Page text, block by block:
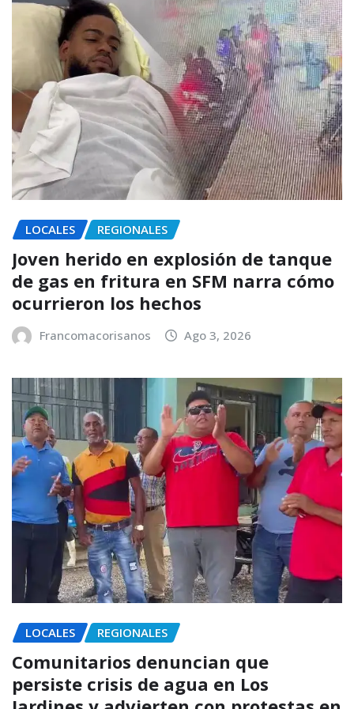
LOCALES REGIONALES
Joven herido en explosión de tanque
de gas en fritura en SFM narra cómo
ocurrieron los hechos
Francomacorisanos Ago 3, 2026
LOCALES REGIONALES
Comunitarios denuncian que
persiste crisis de agua en Los